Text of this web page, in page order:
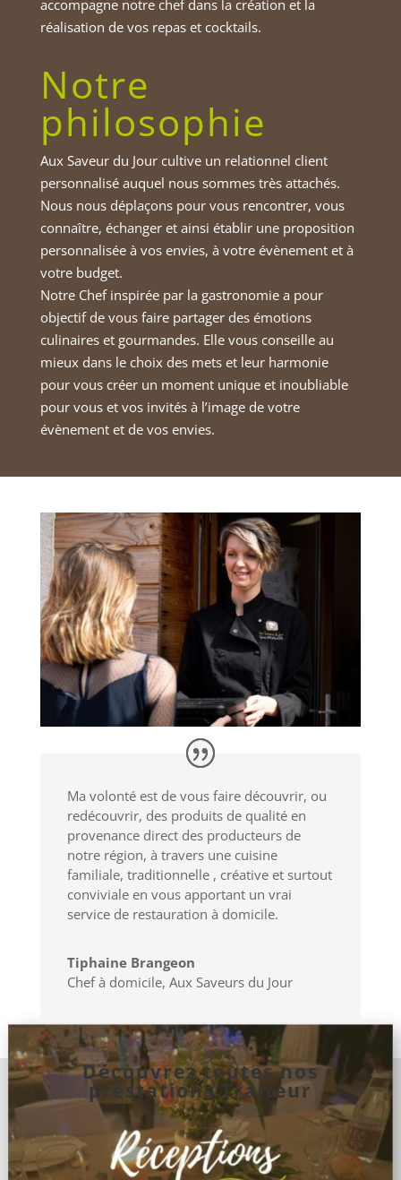
accompagne notre chef dans la création et la
réalisation de vos repas et cocktails.
Notre
philosophie
Aux Saveur du Jour cultive un relationnel client
personnalisé auquel nous sommes très attachés.
Nous nous déplaçons pour vous rencontrer, vous
connaître, échanger et ainsi établir une proposition
personnalisée à vos envies, à votre évènement et à
votre budget.
Notre Chef inspirée par la gastronomie a pour
objectif de vous faire partager des émotions
culinaires et gourmandes. Elle vous conseille au
mieux dans le choix des mets et leur harmonie
pour vous créer un moment unique et inoubliable
pour vous et vos invités à l’image de votre
évènement et de vos envies.
Ma volonté est de vous faire découvrir, ou
redécouvrir, des produits de qualité en
provenance direct des producteurs de
notre région, à travers une cuisine
familiale, traditionnelle , créative et surtout
conviviale en vous apportant un vrai
service de restauration à domicile.
Tiphaine Brangeon
Chef à domicile, Aux Saveurs du Jour
Découvrez toutes nos
prestations Traiteur